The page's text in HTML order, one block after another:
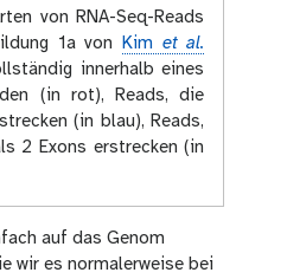
von RNA-Seq-Reads
1a von
Kim et al.
innerhalb eines
(in rot), Reads, die
(in blau), Reads,
2 Exons erstrecken (in
auf das Genom
wir es normalerweise bei